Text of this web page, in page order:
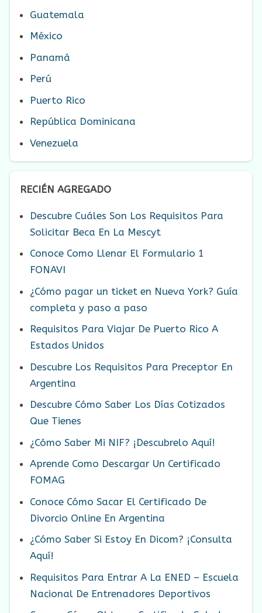
Guatemala
México
Panamá
Perú
Puerto Rico
República Dominicana
Venezuela
RECIÉN AGREGADO
Descubre Cuáles Son Los Requisitos Para
Solicitar Beca En La Mescyt
Conoce Como Llenar El Formulario 1
FONAVI
¿Cómo pagar un ticket en Nueva York? Guía
completa y paso a paso
Requisitos Para Viajar De Puerto Rico A
Estados Unidos
Descubre Los Requisitos Para Preceptor En
Argentina
Descubre Cómo Saber Los Días Cotizados
Que Tienes
¿Cómo Saber Mi NIF? ¡Descubrelo Aquí!
Aprende Como Descargar Un Certificado
FOMAG
Conoce Cómo Sacar El Certificado De
Divorcio Online En Argentina
¿Cómo Saber Si Estoy En Dicom? ¡Consulta
Aquí!
Requisitos Para Entrar A La ENED – Escuela
Nacional De Entrenadores Deportivos